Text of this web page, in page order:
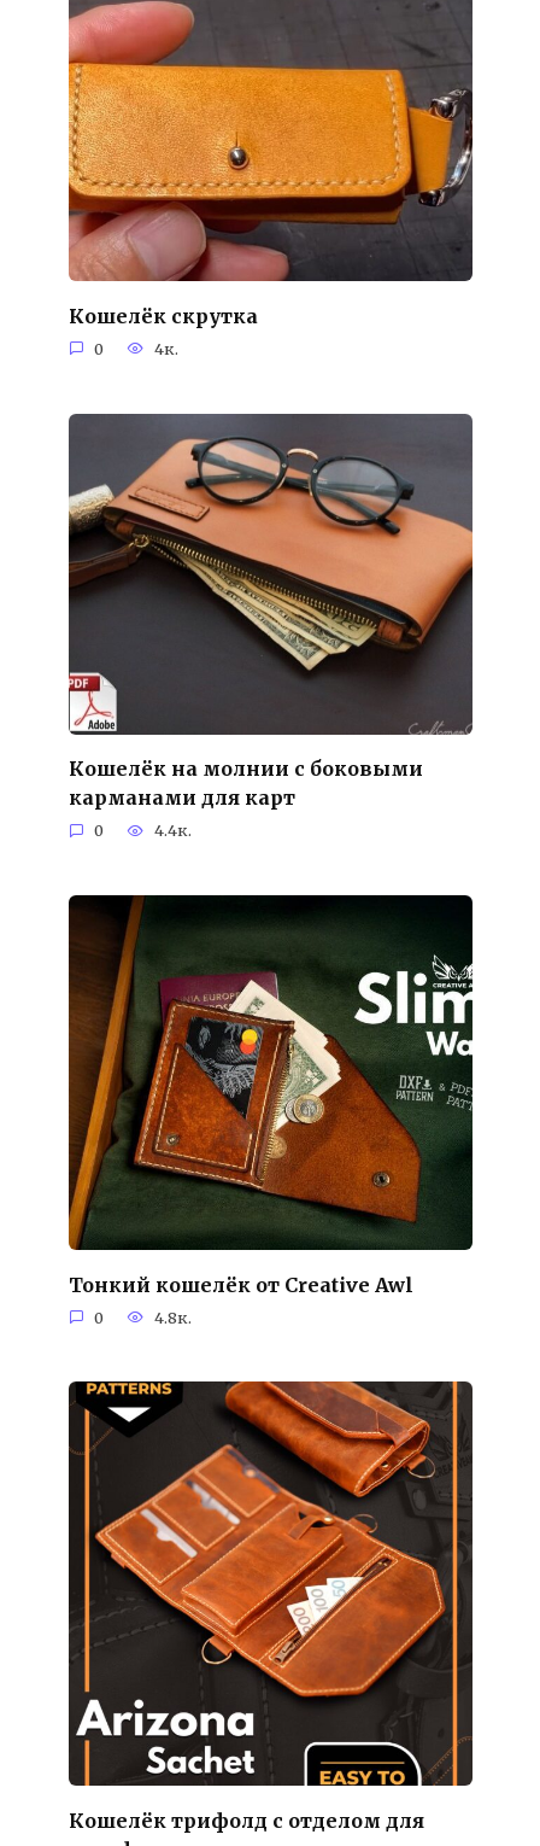
Кошелёк скрутка
0 4к.
Кошелёк на молнии с боковыми
карманами для карт
0 4.4к.
Тонкий кошелёк от Creative Awl
0 4.8к.
Кошелёк трифолд с отделом для